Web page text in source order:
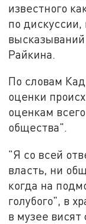
известного
по
Райкина.
По словам
оценки
оценкам
общества".
"Я со всей
власть, ни
когда на
голубого", в
в музее